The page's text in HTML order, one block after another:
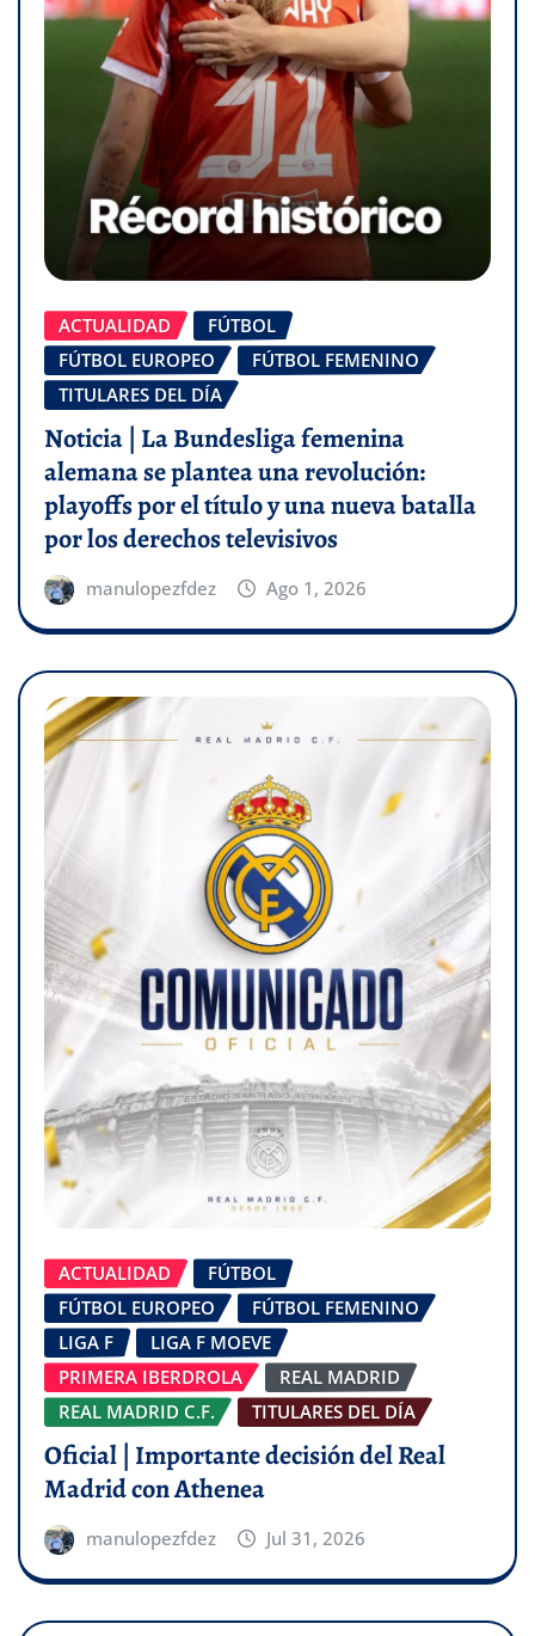
ACTUALIDAD
FÚTBOL
FÚTBOL EUROPEO
FÚTBOL FEMENINO
TITULARES DEL DÍA
Noticia | La Bundesliga femenina
alemana se plantea una revolución:
playoffs por el título y una nueva batalla
por los derechos televisivos
manulopezfdez Ago 1, 2026
ACTUALIDAD
FÚTBOL
FÚTBOL EUROPEO
FÚTBOL FEMENINO
LIGA F
LIGA F MOEVE
PRIMERA IBERDROLA
REAL MADRID
REAL MADRID C.F.
TITULARES DEL DÍA
Oficial | Importante decisión del Real
Madrid con Athenea
manulopezfdez Jul 31, 2026